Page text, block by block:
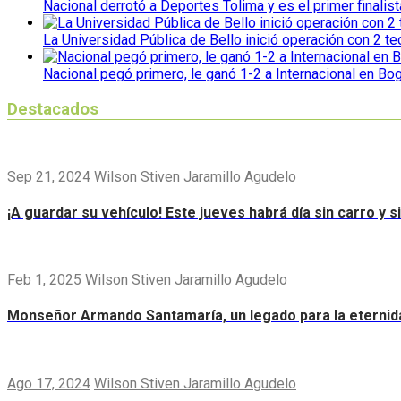
Nacional derrotó a Deportes Tolima y es el primer
La Universidad Pública de Bello inició operación con 2
Nacional pegó primero, le ganó 1-2 a Internacional en
Destacados
Sep 21, 2024 Wilson Stiven Jaramillo Agudelo
¡A guardar su vehículo! Este jueves habrá día sin carro y
Feb 1, 2025 Wilson Stiven Jaramillo Agudelo
Monseñor Armando Santamaría, un legado para la
Ago 17, 2024 Wilson Stiven Jaramillo Agudelo